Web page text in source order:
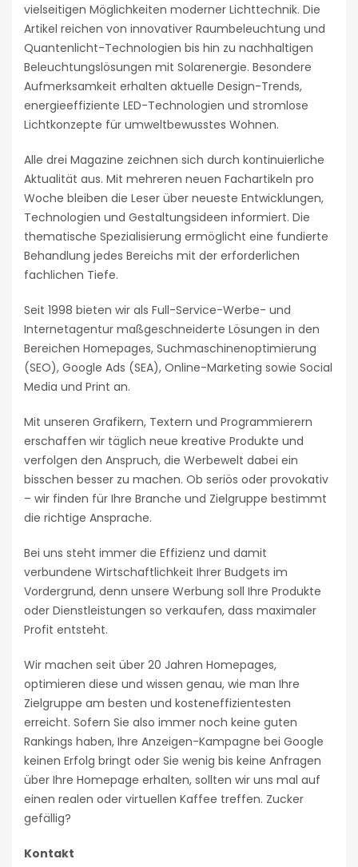
vielseitigen Möglichkeiten moderner Lichttechnik. Die
Artikel reichen von innovativer Raumbeleuchtung und
Quantenlicht-Technologien bis hin zu nachhaltigen
Beleuchtungslösungen mit Solarenergie. Besondere
Aufmerksamkeit erhalten aktuelle Design-Trends,
energieeffiziente LED-Technologien und stromlose
Lichtkonzepte für umweltbewusstes Wohnen.
Alle drei Magazine zeichnen sich durch kontinuierliche
Aktualität aus. Mit mehreren neuen Fachartikeln pro
Woche bleiben die Leser über neueste Entwicklungen,
Technologien und Gestaltungsideen informiert. Die
thematische Spezialisierung ermöglicht eine fundierte
Behandlung jedes Bereichs mit der erforderlichen
fachlichen Tiefe.
Seit 1998 bieten wir als Full-Service-Werbe- und
Internetagentur maßgeschneiderte Lösungen in den
Bereichen Homepages, Suchmaschinenoptimierung
(SEO), Google Ads (SEA), Online-Marketing sowie Social
Media und Print an.
Mit unseren Grafikern, Textern und Programmierern
erschaffen wir täglich neue kreative Produkte und
verfolgen den Anspruch, die Werbewelt dabei ein
bisschen besser zu machen. Ob seriös oder provokativ
– wir finden für Ihre Branche und Zielgruppe bestimmt
die richtige Ansprache.
Bei uns steht immer die Effizienz und damit
verbundene Wirtschaftlichkeit Ihrer Budgets im
Vordergrund, denn unsere Werbung soll Ihre Produkte
oder Dienstleistungen so verkaufen, dass maximaler
Profit entsteht.
Wir machen seit über 20 Jahren Homepages,
optimieren diese und wissen genau, wie man Ihre
Zielgruppe am besten und kosteneffizientesten
erreicht. Sofern Sie also immer noch keine guten
Rankings haben, Ihre Anzeigen-Kampagne bei Google
keinen Erfolg bringt oder Sie wenig bis keine Anfragen
über Ihre Homepage erhalten, sollten wir uns mal auf
einen realen oder virtuellen Kaffee treffen. Zucker
gefällig?
Kontakt